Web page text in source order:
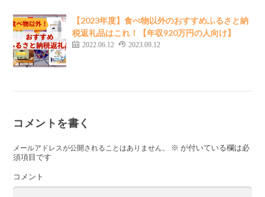
【2023年度】食べ物以外のおすすめふるさと納
税返礼品はこれ！【年収920万円の人向け】
2022.06.12 2023.09.12
コメントを書く
メールアドレスが公開されることはありません。 ※ が付いている欄は必
須項目です
コメント